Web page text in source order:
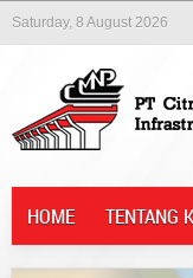
Saturday, 8 August 2026
HOME TENTANG